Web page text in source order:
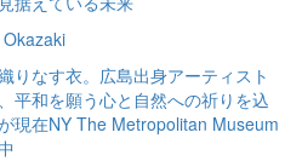
りなす衣。広島出身アーティスト
平和を願う心と自然への祈りを込
現在NY The Metropolitan Museum